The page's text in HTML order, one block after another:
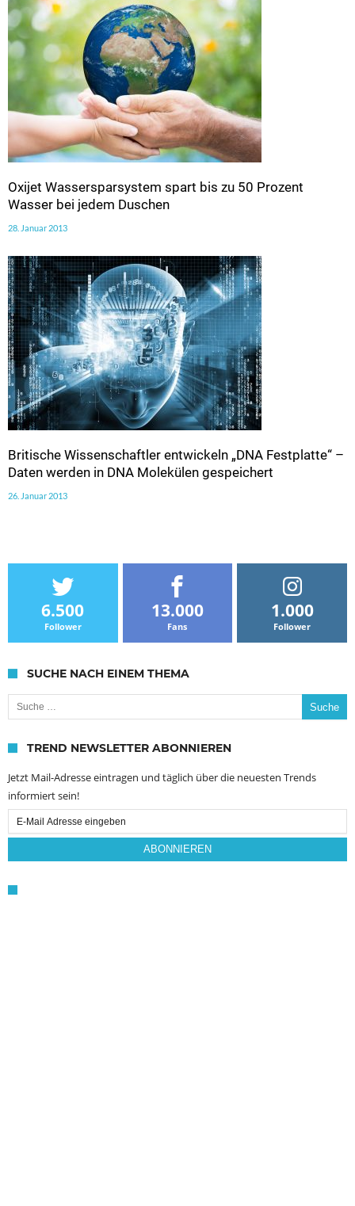
Oxijet Wassersparsystem spart bis zu 50 Prozent
Wasser bei jedem Duschen
28. Januar 2013
Britische Wissenschaftler entwickeln „DNA Festplatte“ –
Daten werden in DNA Molekülen gespeichert
26. Januar 2013
6.500
Follower
13.000
Fans
1.000
Follower
SUCHE NACH EINEM THEMA
Suche nach:
TREND NEWSLETTER ABONNIEREN
Jetzt Mail-Adresse eintragen und täglich über die neuesten Trends
informiert sein!
Email
Subscription
ABONNIEREN